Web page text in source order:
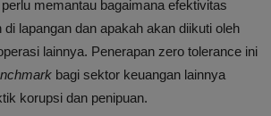
memantau bagaimana efektivitas
di lapangan dan apakah akan diikuti oleh
lainnya. Penerapan zero tolerance ini
bagi sektor keuangan lainnya
korupsi dan penipuan.